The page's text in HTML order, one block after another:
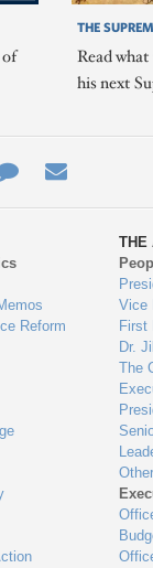
THE
Read
his next
Contact
Us
Reform
THE
Vice
First
Dr.
The